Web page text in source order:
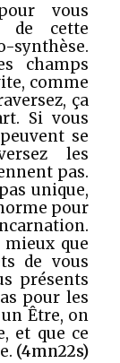
vous
de cette
synthèse.
champs
comme
ça
Si vous
se
les
pas.
unique,
pour
mieux que
de vous
présents
pour les
Être, on
et que ce
(4mn22s)